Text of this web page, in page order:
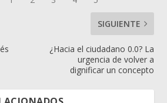
SIGUIENTE
¿Hacia el ciudadano 0.0? La
urgencia de volver a
dignificar un concepto